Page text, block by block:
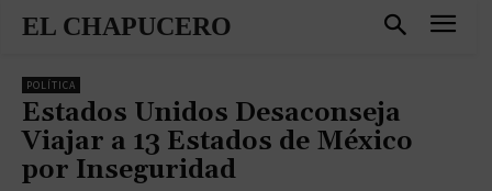
EL CHAPUCERO
POLÍTICA
Estados Unidos Desaconseja
Viajar a 13 Estados de México
por Inseguridad